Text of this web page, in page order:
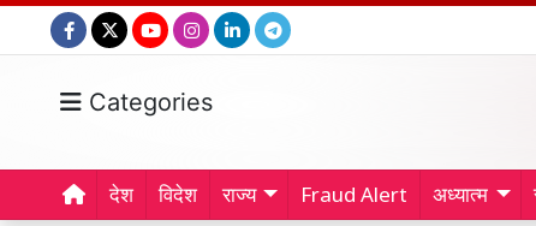
Categories
देश विदेश राज्य Fraud Alert अध्यात्म